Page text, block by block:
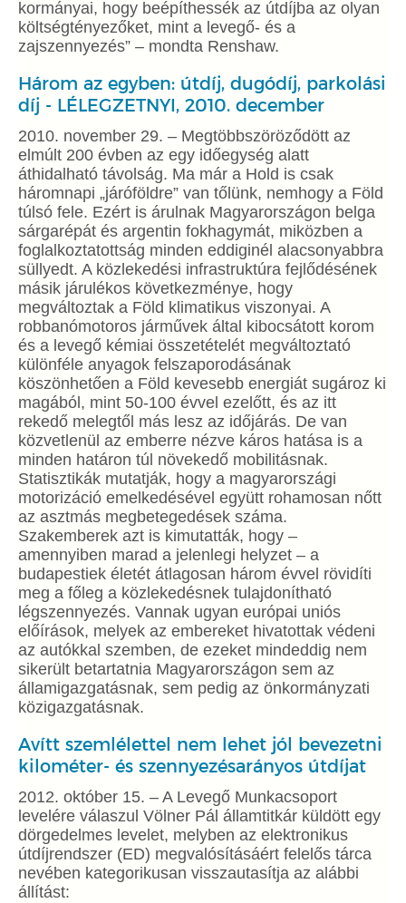
kormányai, hogy beépíthessék az útdíjba az olyan
költségtényezőket, mint a levegő- és a
zajszennyezés” – mondta Renshaw.
Három az egyben: útdíj, dugódíj, parkolási
díj - LÉLEGZETNYI, 2010. december
2010. november 29. – Megtöbbszöröződött az
elmúlt 200 évben az egy időegység alatt
áthidalható távolság. Ma már a Hold is csak
háromnapi „járóföldre” van tőlünk, nemhogy a Föld
túlsó fele. Ezért is árulnak Magyarországon belga
sárgarépát és argentin fokhagymát, miközben a
foglalkoztatottság minden eddiginél alacsonyabbra
süllyedt. A közlekedési infrastruktúra fejlődésének
másik járulékos következménye, hogy
megváltoztak a Föld klimatikus viszonyai. A
robbanómotoros járművek által kibocsátott korom
és a levegő kémiai összetételét megváltoztató
különféle anyagok felszaporodásának
köszönhetően a Föld kevesebb energiát sugároz ki
magából, mint 50-100 évvel ezelőtt, és az itt
rekedő melegtől más lesz az időjárás. De van
közvetlenül az emberre nézve káros hatása is a
minden határon túl növekedő mobilitásnak.
Statisztikák mutatják, hogy a magyarországi
motorizáció emelkedésével együtt rohamosan nőtt
az asztmás megbetegedések száma.
Szakemberek azt is kimutatták, hogy –
amennyiben marad a jelenlegi helyzet – a
budapestiek életét átlagosan három évvel rövidíti
meg a főleg a közlekedésnek tulajdonítható
légszennyezés. Vannak ugyan európai uniós
előírások, melyek az embereket hivatottak védeni
az autókkal szemben, de ezeket mindeddig nem
sikerült betartatnia Magyarországon sem az
államigazgatásnak, sem pedig az önkormányzati
közigazgatásnak.
Avítt szemlélettel nem lehet jól bevezetni
kilométer- és szennyezésarányos útdíjat
2012. október 15. – A Levegő Munkacsoport
levelére válaszul Völner Pál államtitkár küldött egy
dörgedelmes levelet, melyben az elektronikus
útdíjrendszer (ED) megvalósításáért felelős tárca
nevében kategorikusan visszautasítja az alábbi
állítást: